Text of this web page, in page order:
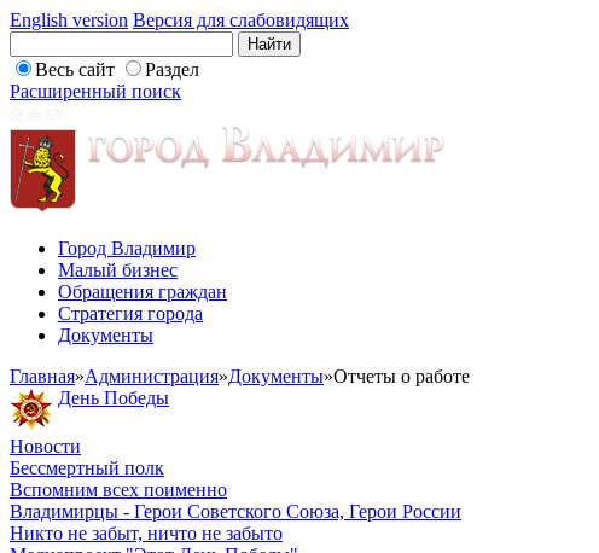
English version Версия для слабовидящих
Весь сайт
Раздел
Расширенный поиск
Город Владимир
Малый бизнес
Обращения граждан
Стратегия города
Документы
Главная»Администрация»Документы»Отчеты о работе
День Победы
Новости
Бессмертный полк
Вспомним всех поименно
Владимирцы - Герои Советского Союза, Герои России
Никто не забыт, ничто не забыто